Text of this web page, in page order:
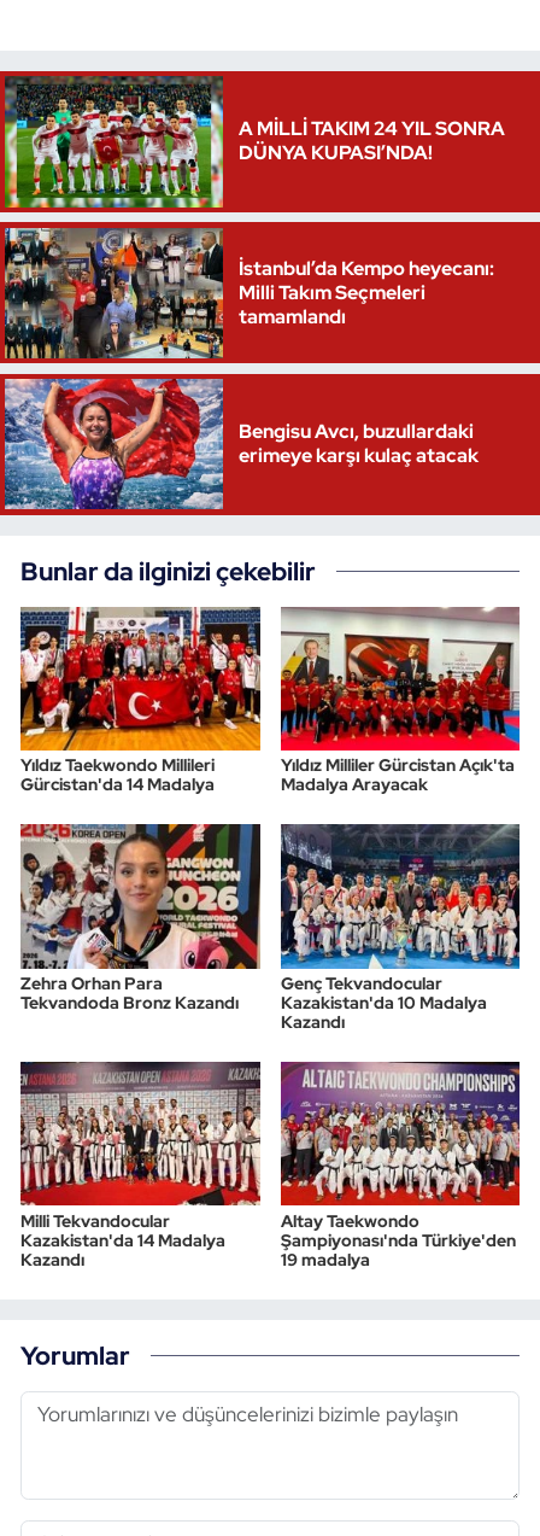
A MİLLİ TAKIM 24 YIL SONRA
DÜNYA KUPASI’NDA!
İstanbul’da Kempo heyecanı:
Milli Takım Seçmeleri
tamamlandı
Bengisu Avcı, buzullardaki
erimeye karşı kulaç atacak
Bunlar da ilginizi çekebilir
Yıldız Taekwondo Millileri
Gürcistan'da 14 Madalya
Yıldız Milliler Gürcistan Açık'ta
Madalya Arayacak
Zehra Orhan Para
Tekvandoda Bronz Kazandı
Genç Tekvandocular
Kazakistan'da 10 Madalya
Kazandı
Milli Tekvandocular
Kazakistan'da 14 Madalya
Kazandı
Altay Taekwondo
Şampiyonası'nda Türkiye'den
19 madalya
Yorumlar
Özel Sporcular
Paralimpik
Ragbi
Satranç
Su Topu
Sualtı Sporları
Tekvando
Triatlon
Voleybol
Vücut Geliştirme Fitness
Wushu Kungfu
Yelken
Yüzme